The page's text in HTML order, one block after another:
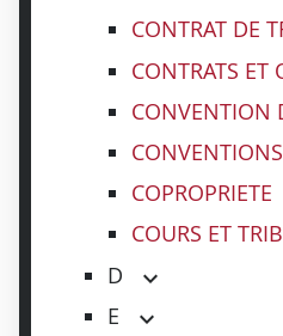
CONTRAT DE
CONTRATS ET
CONVENTION
COPROPRIETE
COURS ET
D
E